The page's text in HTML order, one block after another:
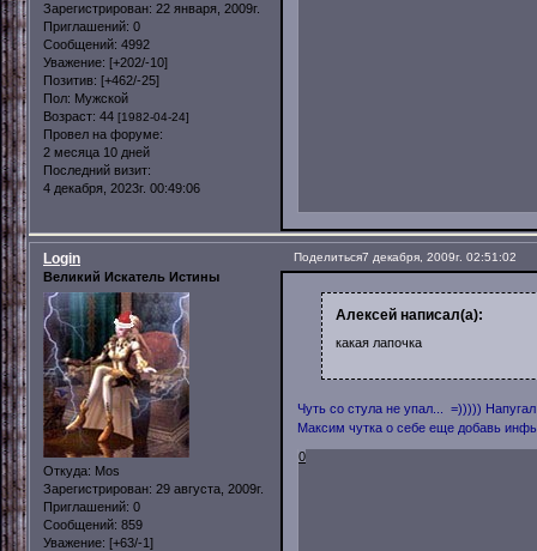
Зарегистрирован: 22 января, 2009г.
Приглашений: 0
Сообщений: 4992
Уважение: [+202/-10]
Позитив: [+462/-25]
Пол: Мужской
Возраст: 44 [1982-04-24]
Провел на форуме:
2 месяца 10 дней
Последний визит:
4 декабря, 2023г. 00:49:06
Поделиться7 декабря, 2009г. 02:51:02
Login
Великий Искатель Истины
Откуда: Mos
Зарегистрирован: 29 августа, 2009г.
Приглашений: 0
Сообщений: 859
Уважение: [+63/-1]
Алексей написал(а):
какая лапочка
Чуть со стула не упал... =)))))
Максим чутка о себе еще добавь
0